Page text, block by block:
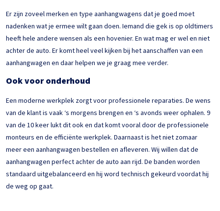
Er zijn zoveel merken en type aanhangwagens dat je goed moet
nadenken wat je ermee wilt gaan doen. Iemand die gek is op oldtimers
heeft hele andere wensen als een hovenier. En wat mag er wel en niet
achter de auto. Er komt heel veel kijken bij het aanschaffen van een
aanhangwagen en daar helpen we je graag mee verder.
Ook voor onderhoud
Een moderne werkplek zorgt voor professionele reparaties. De wens
van de klant is vaak ‘s morgens brengen en ‘s avonds weer ophalen. 9
van de 10 keer lukt dit ook en dat komt vooral door de professionele
monteurs en de efficiënte werkplek. Daarnaast is het niet zomaar
meer een aanhangwagen bestellen en afleveren. Wij willen dat de
aanhangwagen perfect achter de auto aan rijd. De banden worden
standaard uitgebalanceerd en hij word technisch gekeurd voordat hij
de weg op gaat.